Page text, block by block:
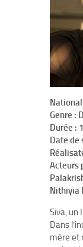
Genre :
Durée :
Date de
Acteurs
Nithiyia
Siva, un
Dans
mère et